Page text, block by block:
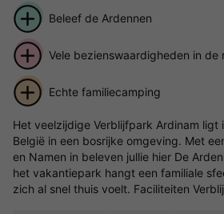
Beleef de Ardennen
Vele bezienswaardigheden in de
Echte familiecamping
Het veelzijdige Verblijfpark Ardinam ligt
België in een bosrijke omgeving. Met
en Namen in beleven jullie hier De
het vakantiepark hangt een familiale
zich al snel thuis voelt. Faciliteiten